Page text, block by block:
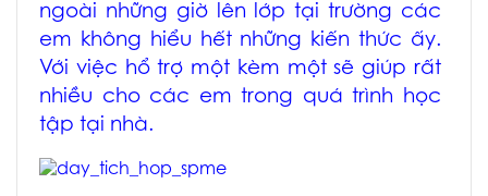
ngoài những giờ lên lớp tại trường các
em không hiểu hết những kiến thức ấy.
Với việc hổ trợ một kèm một sẽ giúp rất
nhiều cho các em trong quá trình học
tập tại nhà.